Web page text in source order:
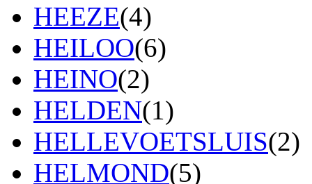
HEEZE(4)
HEILOO(6)
HEINO(2)
HELDEN(1)
HELLEVOETSLUIS(2)
HELMOND(5)